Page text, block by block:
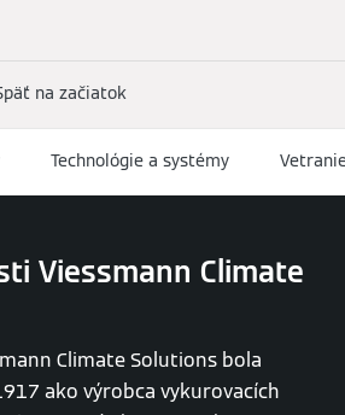
na začiatok
Technológie a systémy
Viessmann Climate
Climate Solutions bola
ako výrobca vykurovacích